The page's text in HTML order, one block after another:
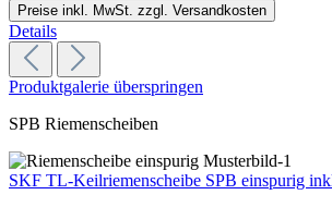
Preise inkl. MwSt. zzgl. Versandkosten
Details
Produktgalerie überspringen
SPB Riemenscheiben
SKF TL-Keilriemenscheibe SPB einspurig